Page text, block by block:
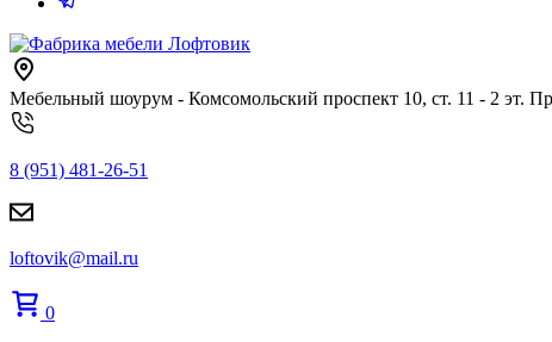
Мебельный шоурум - Комсомольский проспект 10, ст. 11 - 2 эт.
8 (951) 481-26-51
loftovik@mail.ru
0